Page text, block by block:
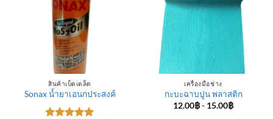
สินค้าเบ็ดเตล็ด
Sonax น้ำยาเอนกประสงค์
เครื่องมือช่าง
กะบะฉาบปูน พลาสติก
12.00฿- 15.00฿